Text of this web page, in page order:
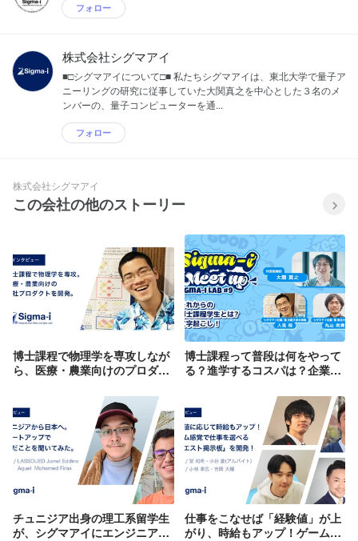
フォロー
株式会社シグマアイ
■□シグマアイについて□■ 私たちシグマアイは、東北大学で量子ア
ニーリングの研究に従事していた大関真之を中心とした３名のメ
ンバーの、量子コンピューターを通...
フォロー
株式会社シグマアイ
この会社の他のストーリー
博士課程で物理学を専攻しなが
ら、医療・農業向けのプロダク
スの境界で、何が生まれるの
か。
博士課程って普段は何をやって
る？進学するコスパは？企業が
長」「博士課程 兼 開発者」が
語りました！：Sigma-i Lab #9
文字起こし！
チュニジア出身の理工系留学生
が、シグマアイにエンジニアと
仕事をこなせば「経験値」が上
がり、時給もアップ！ゲーム感